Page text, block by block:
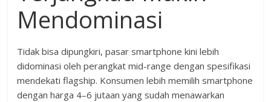
Mendominasi
Tidak bisa dipungkiri, pasar smartphone kini lebih
didominasi oleh perangkat mid-range dengan spesifikasi
mendekati flagship. Konsumen lebih memilih smartphone
dengan harga 4–6 jutaan yang sudah menawarkan